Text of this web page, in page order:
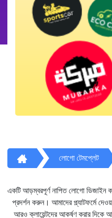
লোগো টেমপ্লেট
একটি আড়ম্বরপূর্ণ নাপিত লোগো ডিজাইন
প্রদর্শন করুন। আমাদের প্ল্যাটফর্মে
আরও ক্লায়েন্টদের আকর্ষণ করার